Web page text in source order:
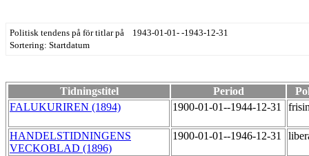
Politisk tendens på för titlar på 1943-01-01- -1943-12-31
Sortering: Startdatum
Tidningstitel Period
FALUKURIREN (1894)
1900-01-01--1944-12-31
HANDELSTIDNINGENS
VECKOBLAD (1896)
1900-01-01--1946-12-31